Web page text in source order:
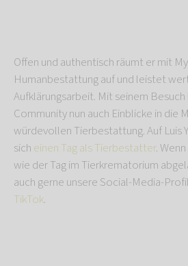
Offen und authentisch räumt er mit
Humanbestattung auf und leistet
Aufklärungsarbeit. Mit seinem
Community nun auch Einblicke in die
würdevollen Tierbestattung. Auf Luis
sich einen Tag als Tierbestatter.
wie der Tag im Tierkrematorium
auch gerne unsere Social-Media-
TikTok.